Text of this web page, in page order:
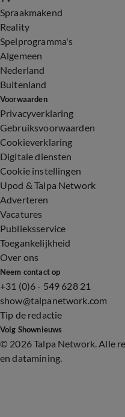
Spraakmakend
Reality
Spelprogramma's
Algemeen
Nederland
Buitenland
Voorwaarden
Privacyverklaring
Gebruiksvoorwaarden
Cookieverklaring
Digitale diensten
Cookie instellingen
Upod & Talpa Network
Adverteren
Vacatures
Publieksservice
Toegankelijkheid
Over ons
Neem contact op
+31 (0)6 - 549 628 21
show@talpanetwork.com
Tip de redactie
Volg Shownieuws
© 2026 Talpa Network. Alle
en datamining.